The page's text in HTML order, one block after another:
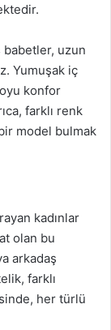
babetler, uzun
Yumuşak iç
konfor
farklı renk
model bulmak
kadınlar
olan bu
arkadaş
farklı
her türlü